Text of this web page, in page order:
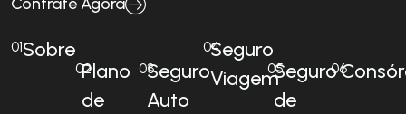
01Sobre
02Plano
de
03Seguro
Auto
04Seguro
Viagem
05Seguro
de
06